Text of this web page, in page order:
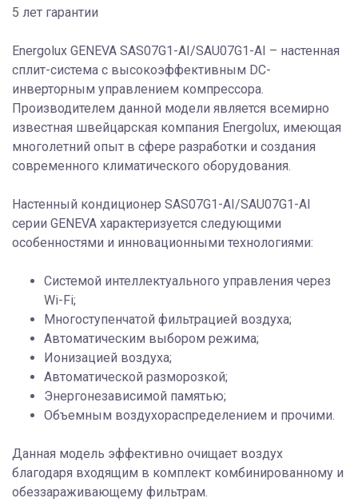
5 лет гарантии
Energolux GENEVA SAS07G1-AI/SAU07G1-AI – настенная
сплит-система с высокоэффективным DC-
инверторным управлением компрессора.
Производителем данной модели является всемирно
известная швейцарская компания Energolux, имеющая
многолетний опыт в сфере разработки и создания
современного климатического оборудования.
Настенный кондиционер SAS07G1-AI/SAU07G1-AI
серии GENEVA характеризуется следующими
особенностями и инновационными технологиями:
Системой интеллектуального управления через
Wi-Fi;
Многоступенчатой фильтрацией воздуха;
Автоматическим выбором режима;
Ионизацией воздуха;
Автоматической разморозкой;
Энергонезависимой памятью;
Объемным воздухораспределением и прочими.
Данная модель эффективно очищает воздух
благодаря входящим в комплект комбинированному и
обеззараживающему фильтрам.